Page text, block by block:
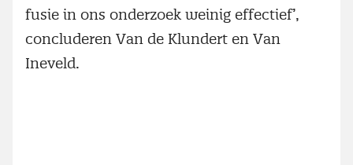
fusie in ons onderzoek weinig effectief’,
concluderen Van de Klundert en Van
Ineveld.